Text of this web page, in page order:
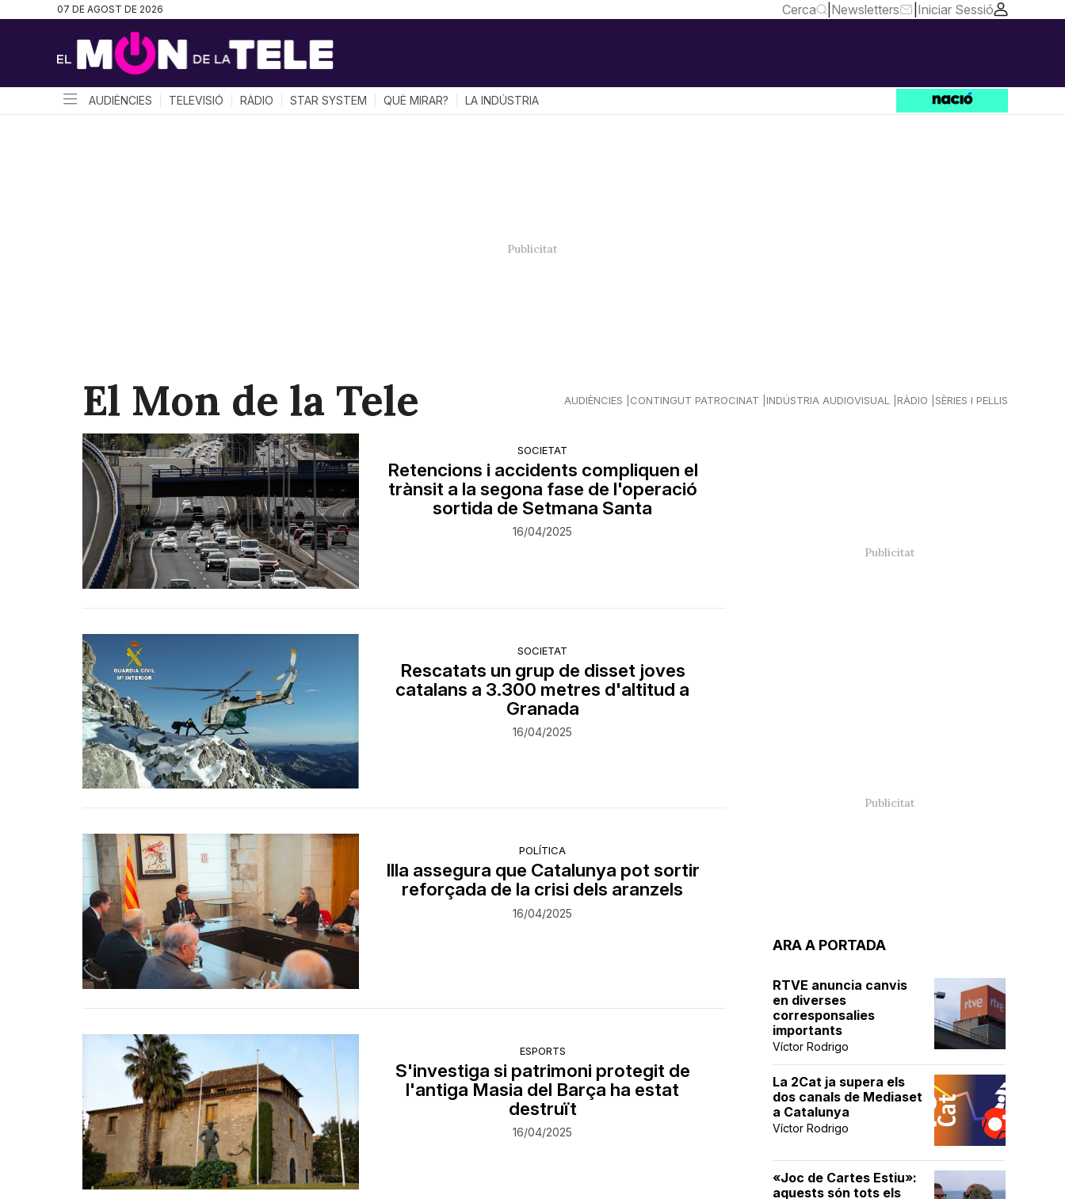
07 DE AGOST DE 2026 Cerca Newsletters Iniciar Sessió
AUDIÈNCIES TELEVISIÓ RÀDIO STAR SYSTEM QUÈ MIRAR? LA INDÚSTRIA
El Mon de la Tele AUDIÈNCIES CONTINGUT PATROCINAT INDÚSTRIA AUDIOVISUAL RÀDIO SÈRIES I PEL·LIS
SOCIETAT
Retencions i accidents compliquen el
trànsit a la segona fase de l'operació
sortida de Setmana Santa
16/04/2025
SOCIETAT
Rescatats un grup de disset joves
catalans a 3.300 metres d'altitud a
Granada
16/04/2025
POLÍTICA
Illa assegura que Catalunya pot sortir
reforçada de la crisi dels aranzels
16/04/2025
ESPORTS
S'investiga si patrimoni protegit de
l'antiga Masia del Barça ha estat
destruït
16/04/2025
ARA A PORTADA
RTVE anuncia canvis
en diverses
corresponsalies
importants
Víctor Rodrigo
La 2Cat ja supera els
dos canals de Mediaset
a Catalunya
Víctor Rodrigo
«Joc de Cartes Estiu»:
aquests són tots els